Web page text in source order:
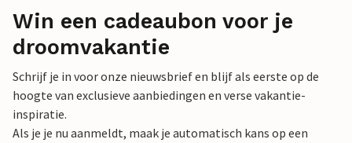
Win een cadeaubon voor je
droomvakantie
Schrijf je in voor onze nieuwsbrief en blijf als eerste op de
hoogte van exclusieve aanbiedingen en verse vakantie-
inspiratie.
Als je je nu aanmeldt, maak je automatisch kans op een